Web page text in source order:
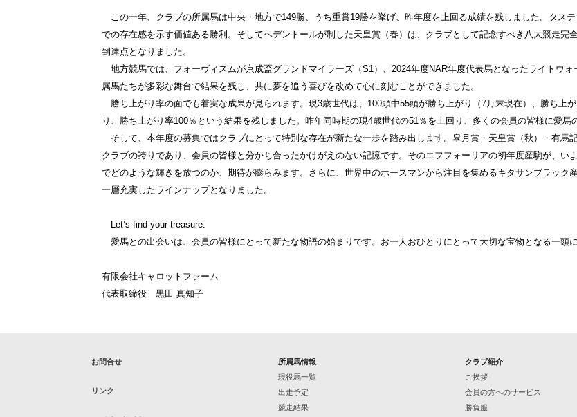
この一年、クラブの所属馬は中央・地方で149勝、うち重賞19勝を挙げ、昨年度を上回る成績を残しました。タス
での存在感を示す価値ある勝利。そしてヘデントールが制した天皇賞（春）は、クラブとして記念すべき八大競走
到達点となりました。
地方競馬では、フォーヴィスムが京成盃グランドマイラーズ（S1）、2024年度NAR年度代表馬となったライトウ
属馬たちが多彩な舞台で結果を残し、共に夢を追う喜びを改めて心に刻むことができました。
勝ち上がり率の面でも着実な成果が見られます。現3歳世代は、100頭中55頭が勝ち上がり（7月末現在）、勝ち上
り、勝ち上がり率100％という結果を残しました。昨年同時期の現4歳世代の51％を上回り、多くの会員の皆様に愛馬
そして、本年度の募集ではクラブにとって特別な存在が新たな一歩を踏み出します。皐月賞・天皇賞（秋）・有馬
クラブの誇りであり、会員の皆様と分かち合ったかけがえのない記憶です。そのエフフォーリアの初年度産駒が、い
でどのような輝きを放つのか、期待が膨らみます。さらに、世界中のホースマンから注目を集めるキタサンブラック
一層充実したラインナップとなりました。
Let’s find your treasure.
愛馬との出会いは、会員の皆様にとって新たな物語の始まりです。お一人おひとりにとって大切な宝物となる一頭
有限会社キャロットファーム
代表取締役 黒田 真知子
お問合せ
リンク
所属馬情報
現役馬一覧
出走予定
競走結果
クラブ紹介
ご挨拶
会員の方へのサービス
勝負服